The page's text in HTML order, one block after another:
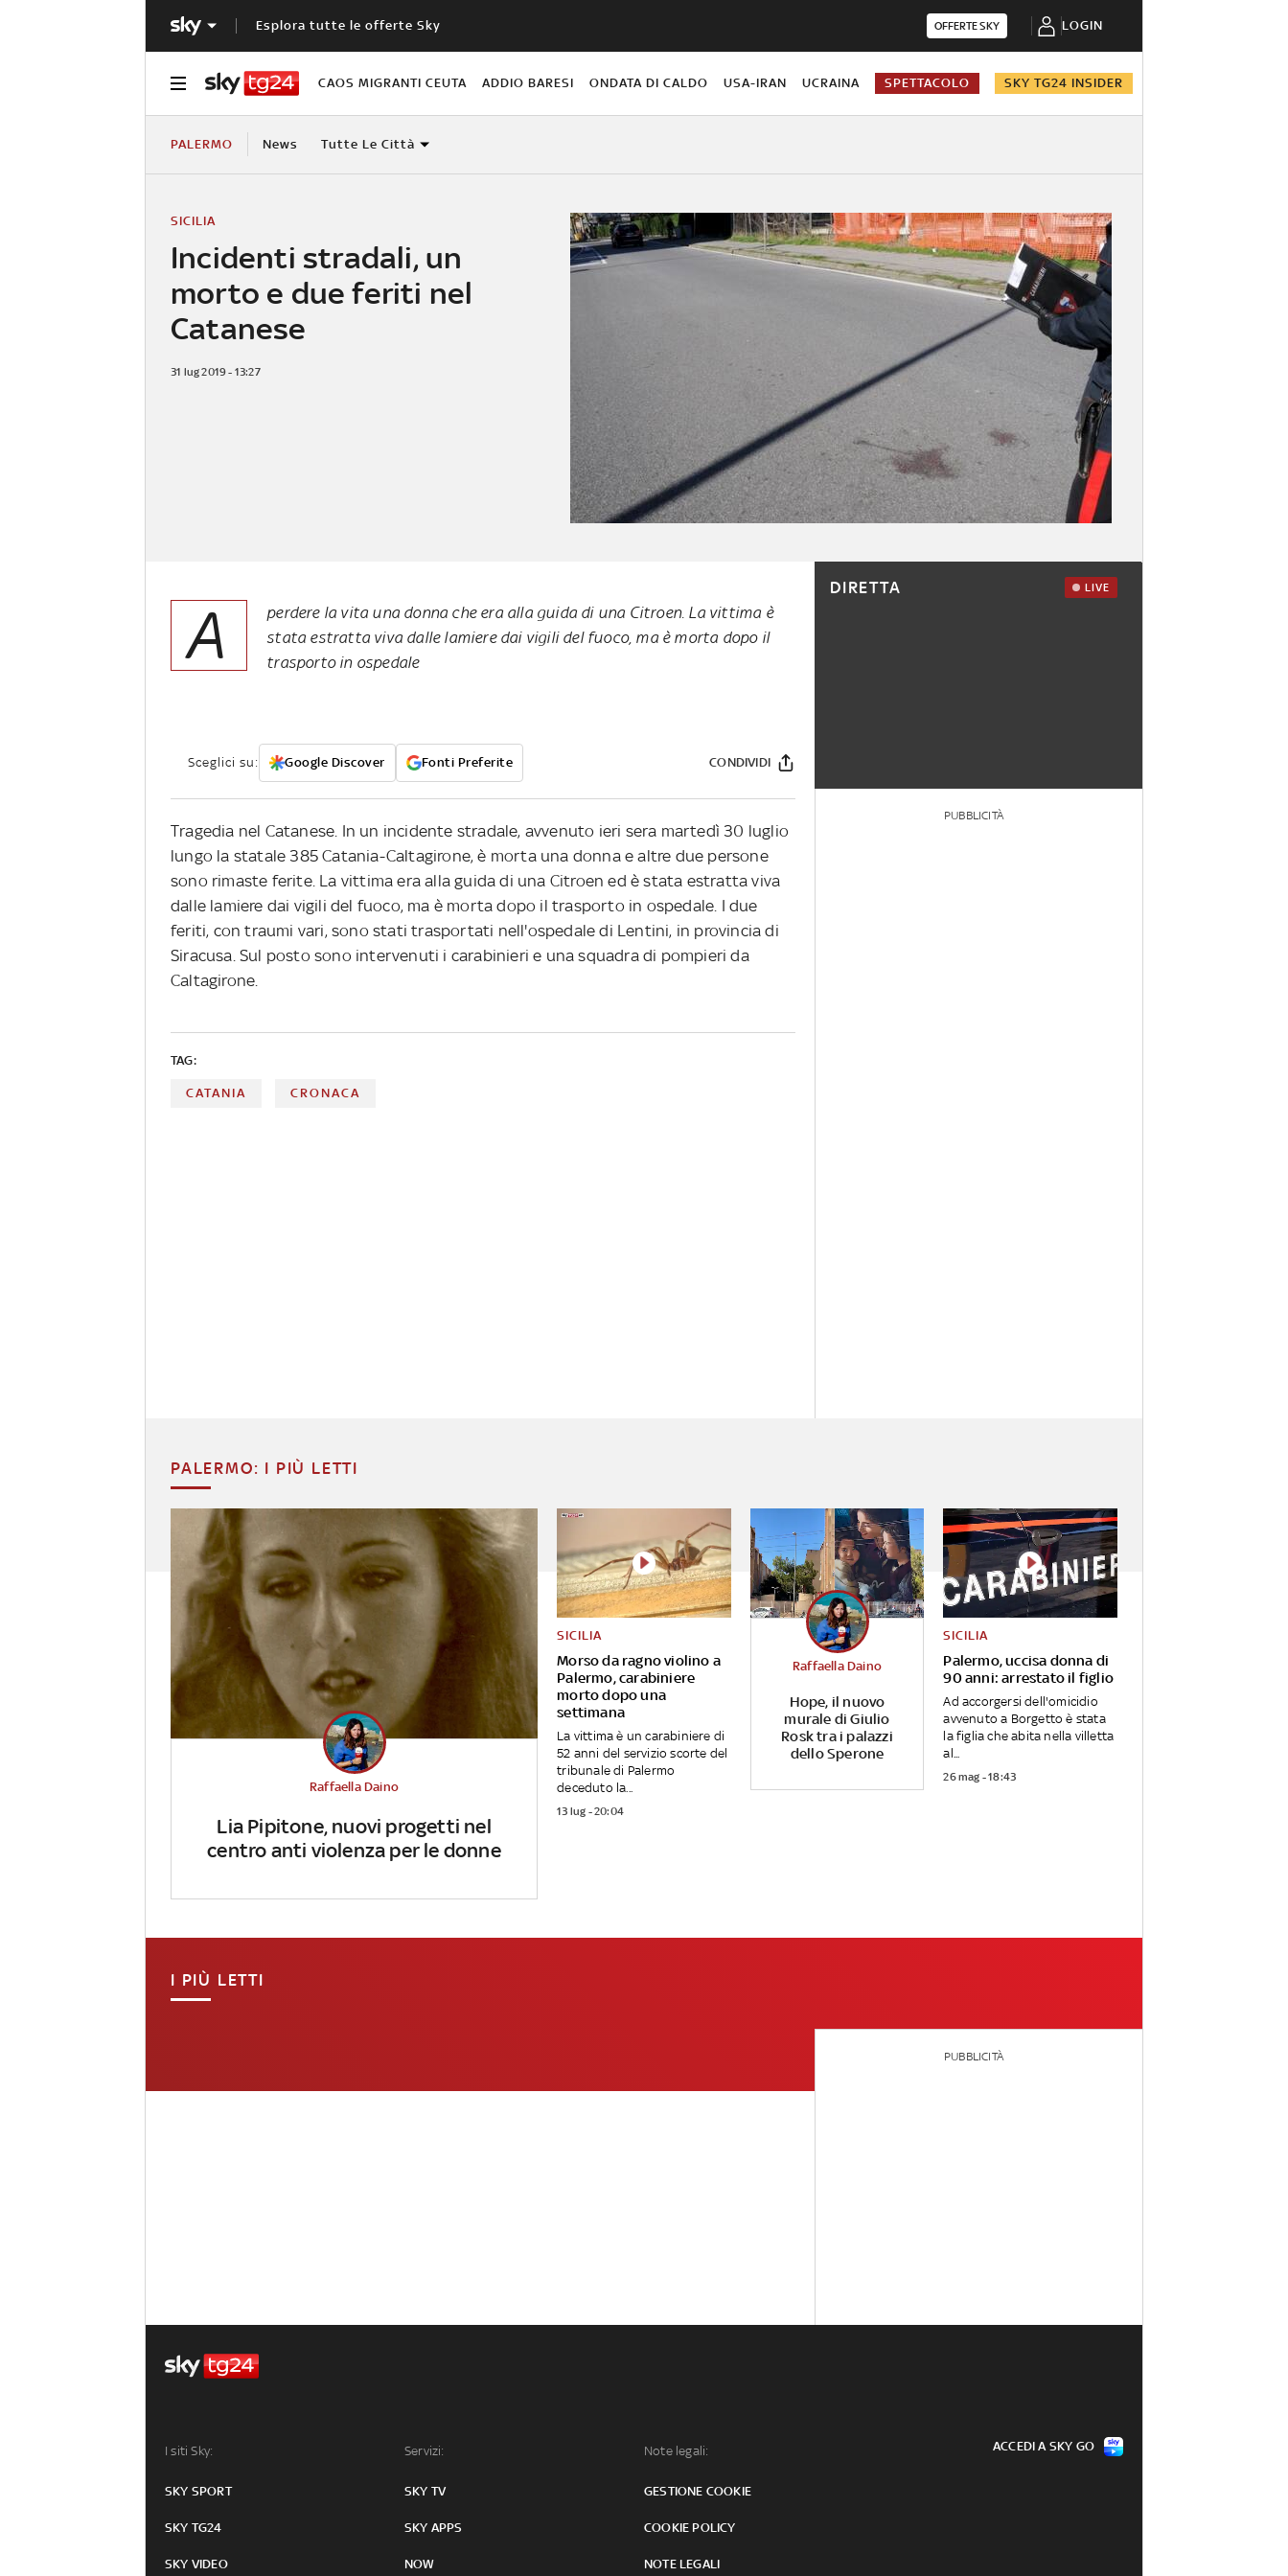
Esplora tutte le offerte Sky OFFERTE SKY LOGIN
CAOS MIGRANTI CEUTA ADDIO BARESI ONDATA DI CALDO USA-IRAN UCRAINA SPETTACOLO SKY TG24 INSIDER
PALERMO News Tutte Le Città
Incidenti stradali, un
morto e due feriti nel
Catanese
SICILIA
31 lug 2019 - 13:27
A
perdere la vita una donna che era alla guida di una Citroen. La vittima è
stata estratta viva dalle lamiere dai vigili del fuoco, ma è morta dopo il
trasporto in ospedale
Sceglici su: Google Discover Fonti Preferite CONDIVIDI
Tragedia nel Catanese. In un incidente stradale, avvenuto ieri sera martedì 30 luglio
lungo la statale 385 Catania-Caltagirone, è morta una donna e altre due persone
sono rimaste ferite. La vittima era alla guida di una Citroen ed è stata estratta viva
dalle lamiere dai vigili del fuoco, ma è morta dopo il trasporto in ospedale. I due
feriti, con traumi vari, sono stati trasportati nell'ospedale di Lentini, in provincia di
Siracusa. Sul posto sono intervenuti i carabinieri e una squadra di pompieri da
Caltagirone.
TAG:
CATANIA CRONACA
DIRETTA LIVE
PUBBLICITÀ
PALERMO: I PIÙ LETTI
Lia Pipitone, nuovi progetti nel
centro anti violenza per le donne
Raffaella Daino
Morso da ragno violino a
Palermo, carabiniere
morto dopo una
settimana
SICILIA
La vittima è un carabiniere di
52 anni del servizio scorte del
tribunale di Palermo
deceduto la...
13 lug - 20:04
Hope, il nuovo
murale di Giulio
Rosk tra i palazzi
dello Sperone
Raffaella Daino
Palermo, uccisa donna di
90 anni: arrestato il figlio
SICILIA
Ad accorgersi dell'omicidio
avvenuto a Borgetto è stata
la figlia che abita nella villetta
al...
26 mag - 18:43
I PIÙ LETTI
PUBBLICITÀ
I siti Sky:
SKY SPORT
SKY TG24
SKY VIDEO
Servizi:
SKY TV
SKY APPS
NOW
Note legali:
GESTIONE COOKIE
COOKIE POLICY
NOTE LEGALI
ACCEDI A SKY GO